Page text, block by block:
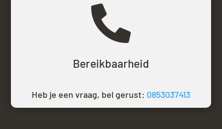

Bereikbaarheid
Heb je een vraag, bel gerust: 0853037413